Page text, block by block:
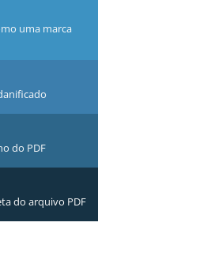
uma marca
do PDF
do arquivo PDF